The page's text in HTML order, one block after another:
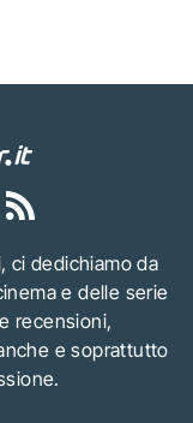
ci dedichiamo da
e delle serie
recensioni,
e soprattutto